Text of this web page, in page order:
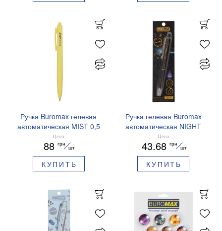
Ручка Buromax гелевая
автоматическая MIST 0,5
мм синие чернила
BM.83103
Цена
88 грн
шт
КУПИТЬ
Ручка гелевая Buromax
автоматическая NIGHT
SKY ZODIAC 0.5 мм
ароматизированный грипп
синие чернила BM.8379-
01
Цена
43.68 грн
шт
КУПИТЬ